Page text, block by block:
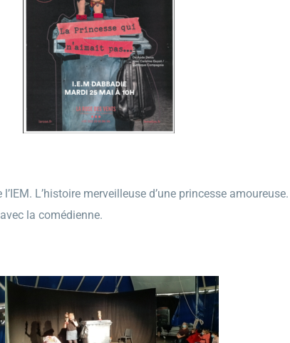
L’histoire merveilleuse d’une princesse
la comédienne.